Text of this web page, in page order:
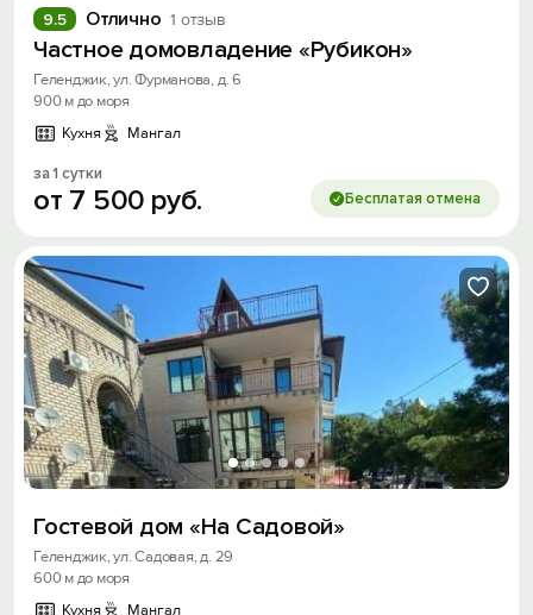
Отлично 1 отзыв
9.5
Частное домовладение «Рубикон»
Геленджик, ул. Фурманова, д. 6
900 м до моря
Кухня
Мангал
за 1 сутки
от 7 500 руб. Бесплатая отмена
Гостевой дом «На Садовой»
Геленджик, ул. Садовая, д. 29
600 м до моря
Кухня
Мангал